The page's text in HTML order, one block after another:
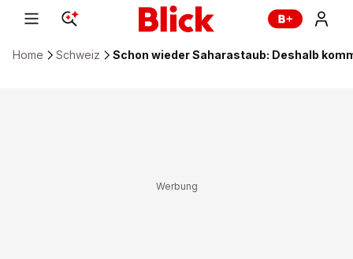
Home Schweiz Schon wieder Saharastaub: Deshalb